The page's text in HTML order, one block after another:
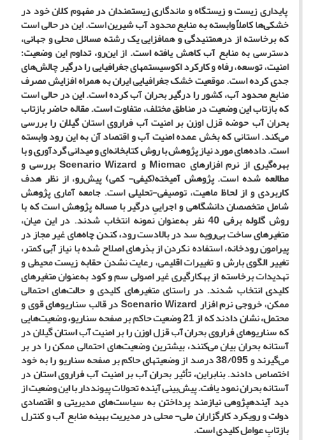
پایداری زیست و زیستگاه و ماندگاری زیستمندان در مفهوم کلان خود در
خشکی‌ها کاملاً وابسته به منابع محدود آب شیرین است. این در حالی است
که برخاسته از درهم‏تنیدگی و هم‏افزایی یک رشته مسائل محلی و جهانی،
دسترسی به منابع آب کاهش یافته است. از این‌رو، تداوم این وضعیت؛
امنیت، توسعه، رفاه و کارکرد اکوسیستم‏های جغرافیایی را درگیر چالش‌های
جدی کرده است. موقعیت خشک جغرافیایی ایران به همراه افزایش مصرف
منابع محدود آب، کشور را درگیر بحران آب کرده است. این در حالی است
که بازتاب این وضعیت در مناطق مختلف، متفاوت است. مقاله حاضر بازتاب
بحران آب حوضه قزل اوزن بر امنیت آب فراروی استان گیلان را بررسی
می‌کند. استانی که بخش عمده امنیت آب و اقتصاد آن به این رود وابسته
است. داده‌های مورد نیاز پژوهش با روش کتابخانه‌ای و میدانی گردآوری و با
بهره‌گیری از نرم افزارهایMicmac و Scenario Wizardبررسی و
مطالعه شده است. پژوهش آمیخته(کیفی- کمی) پیش‌رو، از نظر هدف
کاربردی و از لحاظ ماهیت، توصیفی-تحلیلی است. جامعه آماری پژوهش
شامل متخصصان دانشگاهی و اجراییِ درگیر با مساله پژوهش است که با
روش گلوله برفی 40 نفر به‌عنوان نمونه انتخاب شدند. در این میان،
متغیرهای ساخت بی‌رویه سد در بالادست رود، کندن چاه‌های غیر مجاز در
پیرامون رودخانه، استفاده نکردن از بذرهای اصلاح شده با نیاز آبی کمتر،
تغییر الگوی بارش و تغییرات اقلیمی، رعایت نشدن حقابه زیست محیطی و
تهدیدات برخاسته از به‎کارگیری غیر اصولی سم و کود به‌عنوان متغیرهای
کلیدی انتخاب شدند. در راستای متغیرهای کلیدی و حالت‌های احتمالی
ممکن، خروجی نرم افزارScenario Wizardدر قالب سناریوهای قوی و
محتمل، نشان دادند که از 21 وضعیت حاکم بر صفحه سناریو، وضعیت‌هایی
که سناریوهای فراروی بحران آب قزل اوزن را بر امنیت آب استان گیلان در
آستانه بحران بیان می‌کنند، بیشترین وضعیت‌های احتمالی ممکن را در بر
می‌گیرند و 38/095 درصد از وضعیت های حاکم بر صفحه سناریو را به خود
اختصاص دادند. بنابراین، تأثیر بحران آب بر امنیت آب فراروی استان در
آستانه بحران نمود یافت. پیش‏‌بینی آینده تحولات پیونددار با این وضعیت از
دید آیندهپژوهی نیازمند پرداختن به سیاست‌های مدیریتی و اقتصادی
دولت و رویکرد کارگزاران ملی- محلی در مدیریت بهینه منابع آب و کنترل
بازتابِعوامل کلیدی است.